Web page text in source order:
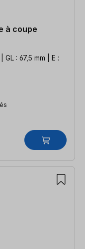
à coupe
GL : 67,5 mm | E :